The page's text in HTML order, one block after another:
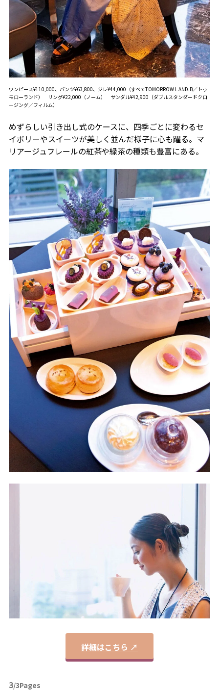
ワンピース¥110,000、パンツ¥63,800、ジレ¥44,000（すべてTOMORROW L AND.B／トゥ
モローランド） リング¥22,000（ノーム） サンダル¥42,900（ダブルスタンダードクロ
ージング／フィルム）
めずらしい引き出し式のケースに、四季ごとに変わるセ
イボリーやスイーツが美しく並んだ様子に心も躍る。マ
リアージュフレールの紅茶や緑茶の種類も豊富にある。
詳細はこちら ↗
3/3Pages